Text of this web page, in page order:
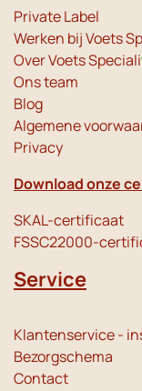
Private Label
Werken bij Voets
Over Voets
Ons team
Blog
Algemene
Privacy
Download onze
SKAL-certificaat
FSSC22000-
Service
Klantenservice -
Bezorgschema
Contact